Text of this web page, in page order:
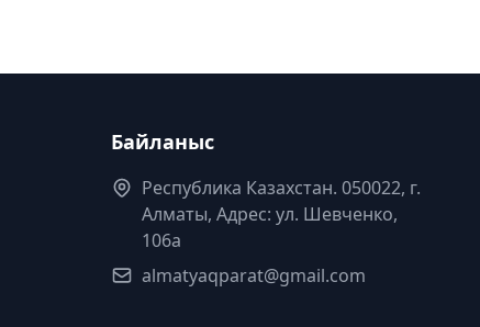
Байланыс
Республика Казахстан. 050022, г.
Алматы, Адрес: ул. Шевченко,
106а
almatyaqparat@gmail.com